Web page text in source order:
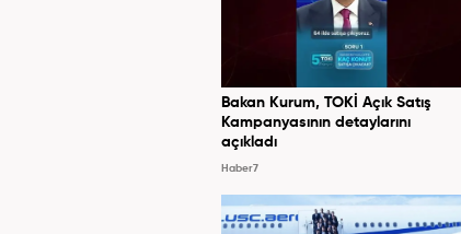
Bakan Kurum, TOKİ Açık Satış
Kampanyasının detaylarını
açıkladı
Haber7